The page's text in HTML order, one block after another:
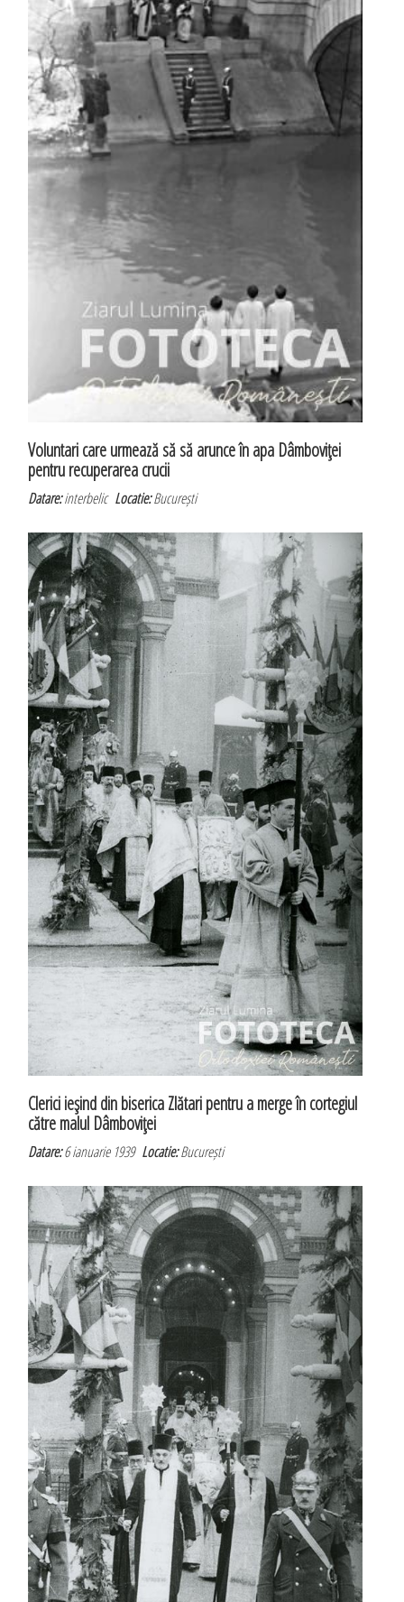
Voluntari care urmează să să arunce în apa Dâmboviţei
pentru recuperarea crucii
Datare:interbelicLocatie:București
Clerici ieşind din biserica Zlătari pentru a merge în cortegiul
către malul Dâmboviţei
Datare:6 ianuarie 1939Locatie:București